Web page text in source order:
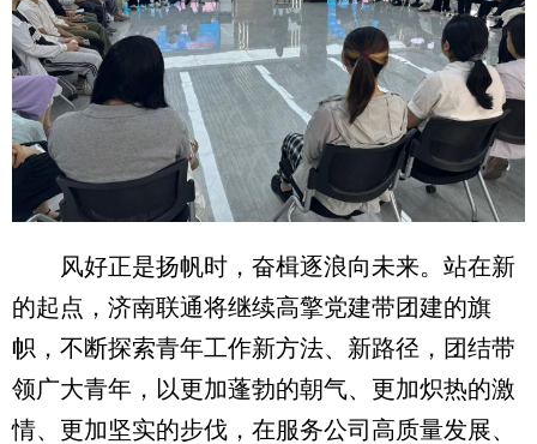
风好正是扬帆时，奋楫逐浪向未来。站在新
的起点，济南联通将继续高擎党建带团建的旗
帜，不断探索青年工作新方法、新路径，团结带
领广大青年，以更加蓬勃的朝气、更加炽热的激
情、更加坚实的步伐，在服务公司高质量发展、